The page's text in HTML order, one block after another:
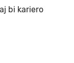
bi kariero